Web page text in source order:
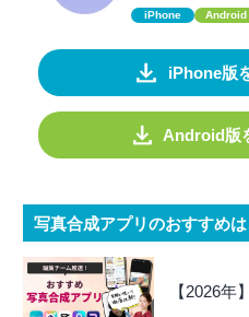
iPhone Android
iPhone版
Android版
写真合成アプリのおすすめ
【2026年